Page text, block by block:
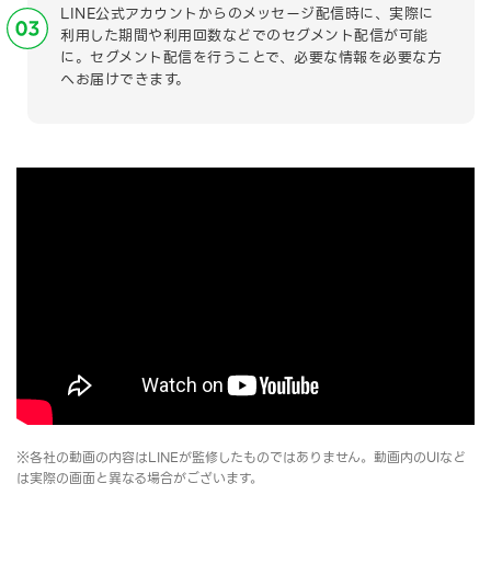
LINE公式アカウントからのメッセージ配信時に、実際に
利用した期間や利用回数などでのセグメント配信が可能
に。セグメント配信を行うことで、必要な情報を必要な方
へお届けできます。
※各社の動画の内容はLINEが監修したものではありません。動画内のUIなど
は実際の画面と異なる場合がございます。